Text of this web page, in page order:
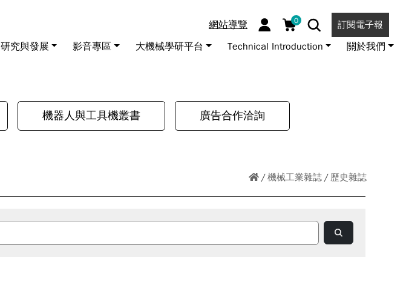
網站導覽 0 訂閱電子報
研究與發展 影音專區 大機械學研平台 Technical Introduction 關於我們
機器人與工具機叢書 廣告合作洽詢
機械工業雜誌 歷史雜誌